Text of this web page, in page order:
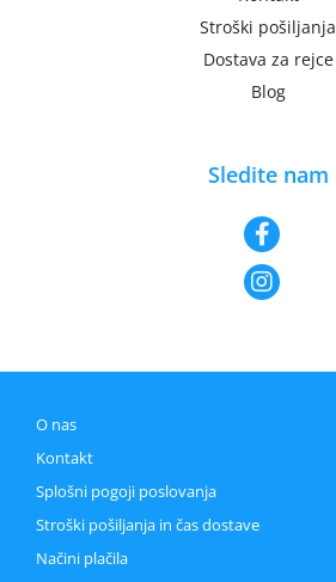
Stroški pošiljanja
Dostava za rejce
Blog
Sledite nam
O nas
Kontakt
Splošni pogoji poslovanja
Stroški pošiljanja in čas dostave
Načini plačila